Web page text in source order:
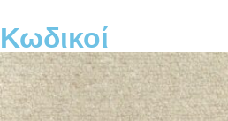
Κωδικοί